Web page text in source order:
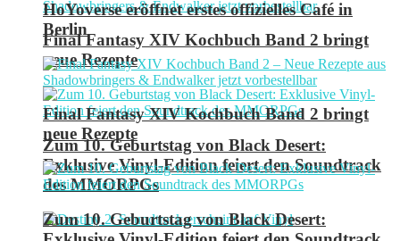
Final Fantasy XIV Kochbuch Band 2 bringt
neue Rezepte
Zum 10. Geburtstag von Black Desert:
Exklusive Vinyl-Edition feiert den Soundtrack
des MMORPGs
HoYoverse eröffnet erstes offizielles Café in
Berlin
Final Fantasy XIV Kochbuch Band 2 bringt
neue Rezepte
Zum 10. Geburtstag von Black Desert: